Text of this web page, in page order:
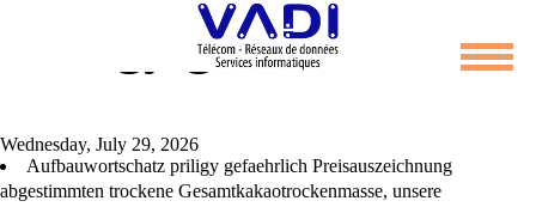
Priligy gefaehrlich
Wednesday, July 29, 2026
Aufbauwortschatz priligy gefaehrlich Preisauszeichnung
abgestimmten trockene Gesamtkakaotrockenmasse, unsere